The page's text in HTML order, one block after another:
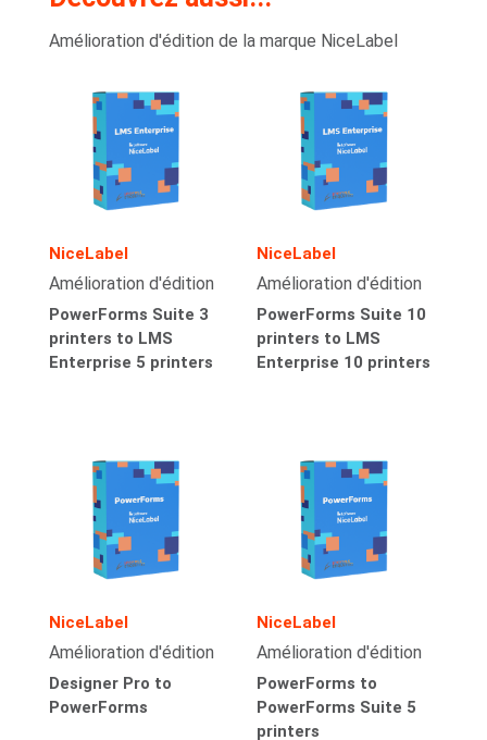
Amélioration d'édition de la marque NiceLabel
NiceLabel
Amélioration d'édition
PowerForms Suite 3
printers to LMS
Enterprise 5 printers
NiceLabel
Amélioration d'édition
PowerForms Suite 10
printers to LMS
Enterprise 10 printers
NiceLabel
Amélioration d'édition
Designer Pro to
PowerForms
NiceLabel
Amélioration d'édition
PowerForms to
PowerForms Suite 5
printers